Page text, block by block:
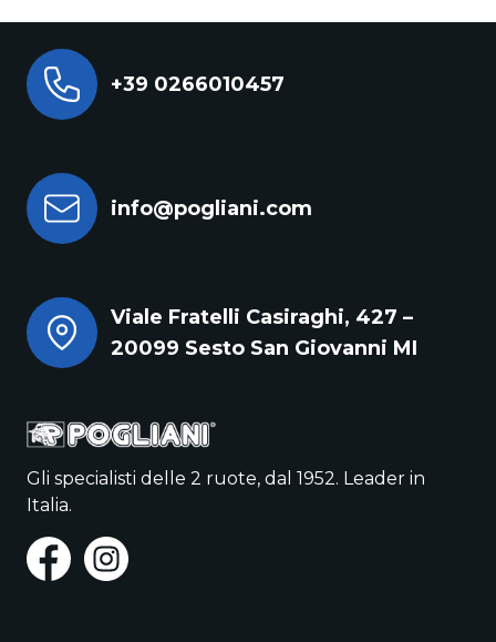
+39 0266010457
info@pogliani.com
Viale Fratelli Casiraghi, 427 –
20099 Sesto San Giovanni MI
Gli specialisti delle 2 ruote, dal 1952. Leader in
Italia.